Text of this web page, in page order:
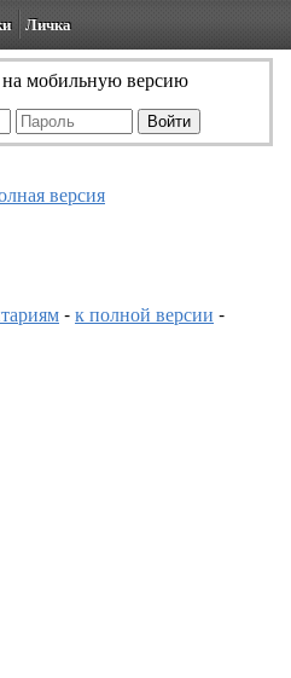
Личка
мобильную версию
версия
-к полной версии -